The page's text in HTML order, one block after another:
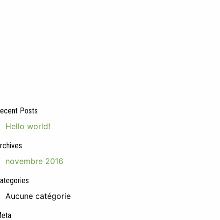
Posts
Hello world!
novembre 2016
Aucune catégorie